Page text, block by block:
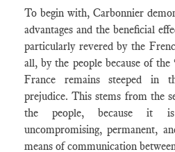
To begin with, Carbonnier
advantages and the beneficial
particularly revered by the
all, by the people because of the
France remains steeped in
prejudice. This stems from the
the people, because it
uncompromising, permanent,
means of communication